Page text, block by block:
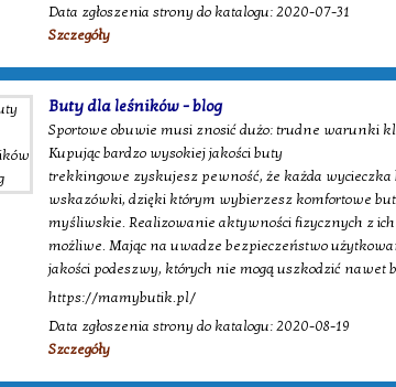
Data zgłoszenia strony do katalogu: 2020-07-31
Szczegóły
Buty dla leśników - blog
Sportowe obuwie musi znosić dużo: trudne warunki
Kupując bardzo wysokiej jakości buty
trekkingowe zyskujesz pewność, że każda
wskazówki, dzięki którym wybierzesz komfortowe
myśliwskie. Realizowanie aktywności fizycznych z
możliwe. Mając na uwadze bezpieczeństwo
jakości podeszwy, których nie mogą uszkodzić
https://mamybutik.pl/
Data zgłoszenia strony do katalogu: 2020-08-19
Szczegóły